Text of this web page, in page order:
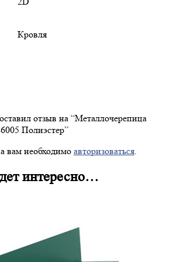
Кровля
отзыв на “Металлочерепица
Полиэстер”
вам необходимо авторизоваться
интересно…